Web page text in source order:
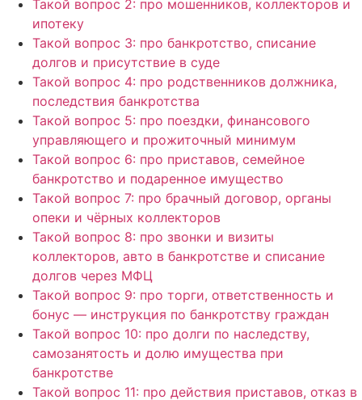
Такой вопрос 2: про мошенников, коллекторов и
ипотеку
Такой вопрос 3: про банкротство, списание
долгов и присутствие в суде
Такой вопрос 4: про родственников должника,
последствия банкротства
Такой вопрос 5: про поездки, финансового
управляющего и прожиточный минимум
Такой вопрос 6: про приставов, семейное
банкротство и подаренное имущество
Такой вопрос 7: про брачный договор, органы
опеки и чёрных коллекторов
Такой вопрос 8: про звонки и визиты
коллекторов, авто в банкротстве и списание
долгов через МФЦ
Такой вопрос 9: про торги, ответственность и
бонус — инструкция по банкротству граждан
Такой вопрос 10: про долги по наследству,
самозанятость и долю имущества при
банкротстве
Такой вопрос 11: про действия приставов, отказ в